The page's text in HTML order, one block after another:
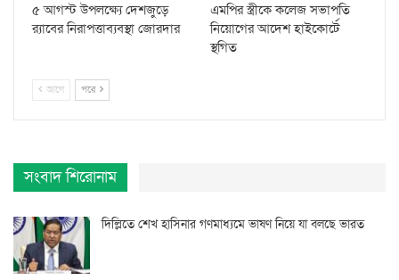
৫ আগস্ট উপলক্ষ্যে দেশজুড়ে
র‌্যাবের নিরাপত্তাব্যবস্থা জোরদার
এমপির স্ত্রীকে কলেজ সভাপতি
নিয়োগের আদেশ হাইকোর্টে
স্থগিত
আগে পরে
সংবাদ শিরোনাম
দিল্লিতে শেখ হাসিনার গণমাধ্যমে ভাষণ নিয়ে যা বলছে ভারত